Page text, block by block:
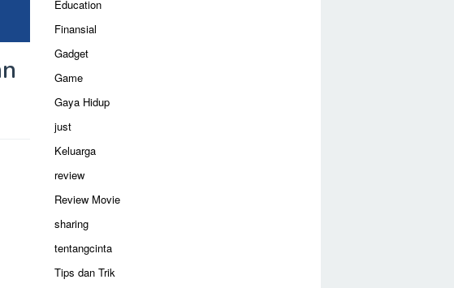
Education
Finansial
Gadget
Game
Gaya Hidup
just
Keluarga
review
Review Movie
sharing
tentangcinta
Tips dan Trik